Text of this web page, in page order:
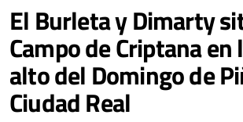
El Burleta y Dimarty
Campo de Criptana en
alto del Domingo de
Ciudad Real